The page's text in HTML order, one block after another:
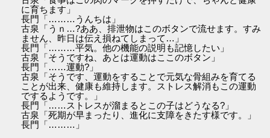
に育ちます」
長門「………うんちは」
古泉「うｎ…?ああ、排泄物はこのボタンで流せます。すみ
ません、昨日は伝え損ねてしまって…」
長門「………平気。他の機能の説明も記憶したい」
古泉「そうですね、あとは運動はここのボタン」
長門「……運動?」
古泉「そうです、運動をすることで元気な骨組みを育てる
ことが出来、健康も維持します。ストレス解消もこの運動
でするようです。」
長門「……ストレスが溜まるとこの子はどうなる?」
古泉「死期が早まったり、進化に支障をきたす様です。」
長門「………」